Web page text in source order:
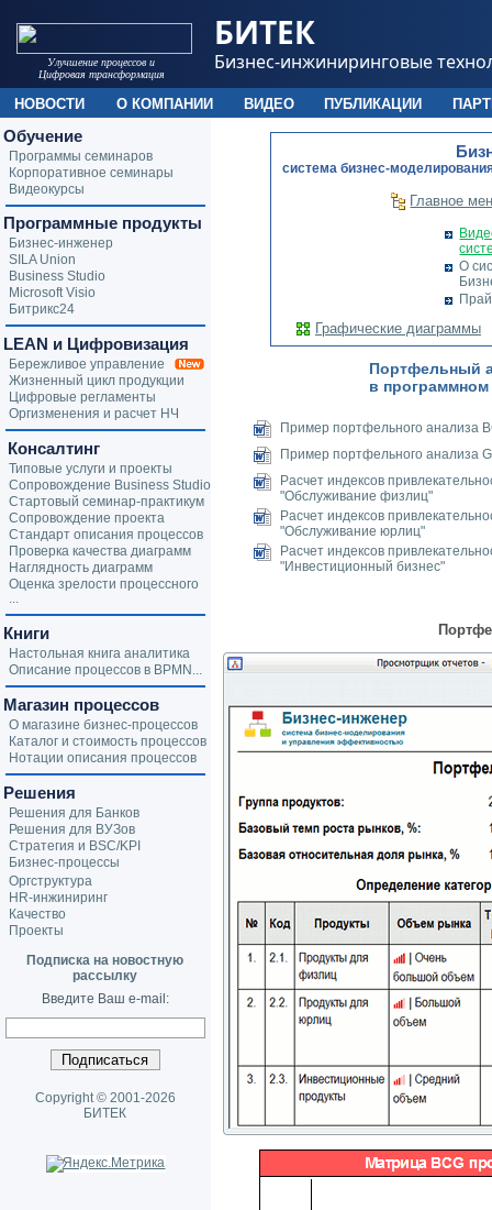
cистема бизнес-
Главное
О
Графические диаграммы
Портфельный
в программном
Пример портфельного анализа
Пример портфельного анализа
Расчет индексов
"Обслуживание физлиц"
Расчет индексов
"Обслуживание юрлиц"
Расчет индексов
"Инвестиционный бизнес"
Обучение
Программы семинаров
Корпоративное семинары
Видеокурсы
Программные продукты
Бизнес-инженер
SILA Union
Business Studio
Microsoft Visio
Битрикс24
LEAN и Цифровизация
Бережливое управление
Жизненный цикл продукции
Цифровые регламенты
Оргизменения и расчет НЧ
Консалтинг
Типовые услуги и проекты
Сопровождение Business Studio
Стартовый семинар-практикум
Сопровождение проекта
Стандарт описания процессов
Проверка качества диаграмм
Наглядность диаграмм
Оценка зрелости процессного
...
Книги
Настольная книга аналитика
Описание процессов в BPMN...
Магазин процессов
О магазине бизнес-процессов
Каталог и стоимость процессов
Нотации описания процессов
Решения
Решения для Банков
Решения для ВУЗов
Стратегия и BSC/KPI
Бизнес-процессы
Оргструктура
HR-инжиниринг
Качество
Проекты
Подписка на новостную
рассылку
Введите Ваш e-mail:
Copyright © 2001-2026
БИТЕК
Улучшение процессов и
Цифровая трансформация
БИТЕК
Бизнес-инжиниринговые
НОВОСТИ О КОМПАНИИ ВИДЕО ПУБЛИКАЦИИ